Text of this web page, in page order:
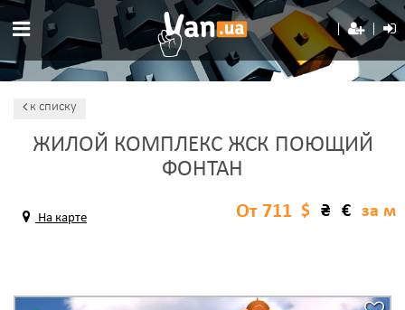
к списку
ЖИЛОЙ КОМПЛЕКС ЖСК ПОЮЩИЙ
ФОНТАН
На карте $ ₴ € за м
От 711